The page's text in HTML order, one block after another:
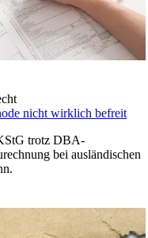
nicht wirklich befreit
trotz DBA-
bei ausländischen